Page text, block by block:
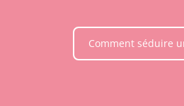
Comment séduire